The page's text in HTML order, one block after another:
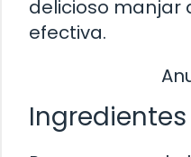
delicioso manjar
efectiva.